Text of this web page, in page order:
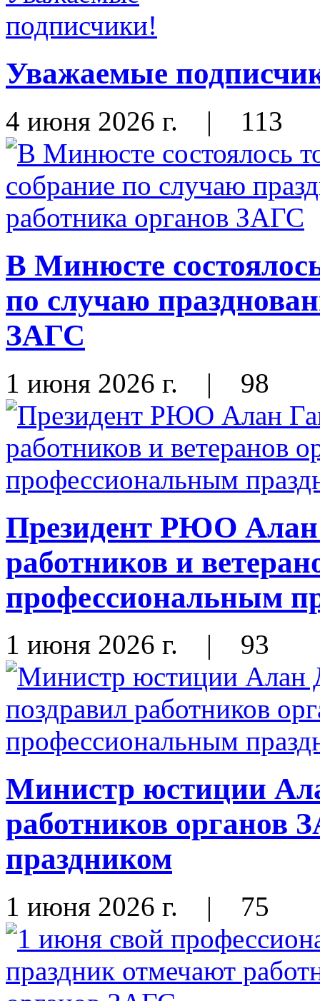
Уважаемые
4 июня 2026 г. | 113
В Минюсте
по случаю
ЗАГС
1 июня 2026 г. | 98
Президент РЮО Алан
работников и
профессиональным
1 июня 2026 г. | 93
Министр юстиции
работников органов
праздником
1 июня 2026 г. | 75